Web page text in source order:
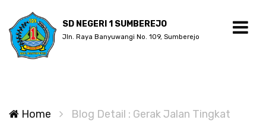
SD NEGERI 1 SUMBEREJO
Jln. Raya Banyuwangi No. 109, Sumberejo
Home
Blog Detail : Gerak Jalan Tingkat